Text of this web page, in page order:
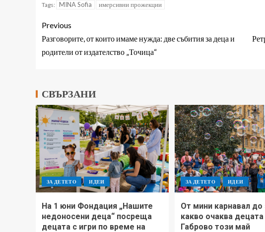
Tags: MINA Sofia имерсивни прожекции
Previous
Разговорите, от които имаме нужда: две събития за деца и
родители от издателство „Точица“
СВЪРЗАНИ
ЗА ДЕТЕТО ИДЕИ
На 1 юни Фондация „Нашите
недоносени деца“ посреща
децата с игри по време на
ЗА ДЕТЕТО ИДЕИ
Oт мини карнавал до
какво очаква децата
Габрово този май